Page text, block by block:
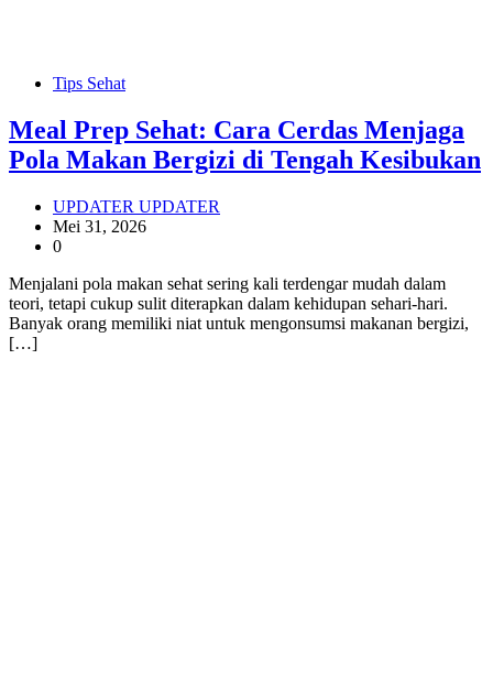
Tips Sehat
Meal Prep Sehat: Cara Cerdas Menjaga
Pola Makan Bergizi di Tengah Kesibukan
UPDATER UPDATER
Mei 31, 2026
0
Menjalani pola makan sehat sering kali terdengar mudah dalam
teori, tetapi cukup sulit diterapkan dalam kehidupan sehari-hari.
Banyak orang memiliki niat untuk mengonsumsi makanan bergizi,
[…]